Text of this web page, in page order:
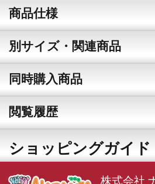
商品仕様
別サイズ・関連商品
同時購入商品
閲覧履歴
ショッピングガイド
株式会社